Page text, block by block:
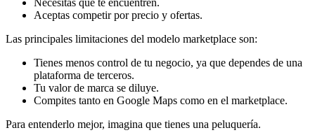
Aceptas competir por precio y ofertas.
Las principales limitaciones del modelo marketplace son:
Tienes menos control de tu negocio, ya que dependes de una
plataforma de terceros.
Tu valor de marca se diluye.
Compites tanto en Google Maps como en el marketplace.
Para entenderlo mejor, imagina que tienes una peluquería.